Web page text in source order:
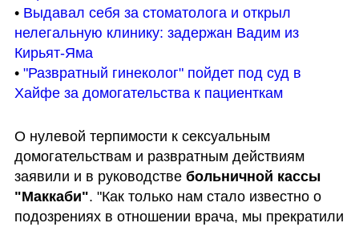
• Выдавал себя за стоматолога и открыл
нелегальную клинику: задержан Вадим из
Кирьят-Яма
• "Развратный гинеколог" пойдет под суд в
Хайфе за домогательства к пациенткам
О нулевой терпимости к сексуальным
домогательствам и развратным действиям
заявили и в руководстве больничной кассы
"Маккаби". "Как только нам стало известно о
подозрениях в отношении врача, мы прекратили